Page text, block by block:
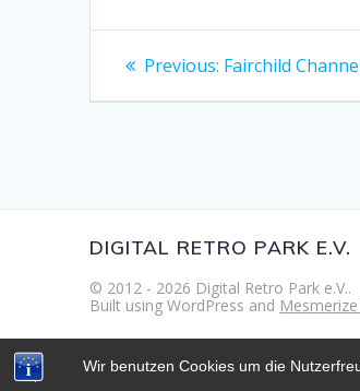
Wir benutzen Cookies um die
Previous: Previous
Fairchild
DIGITAL RETRO PARK E.V.
© 2012 - 2026 Digital Retro Park e.V..
Built using WordPress and